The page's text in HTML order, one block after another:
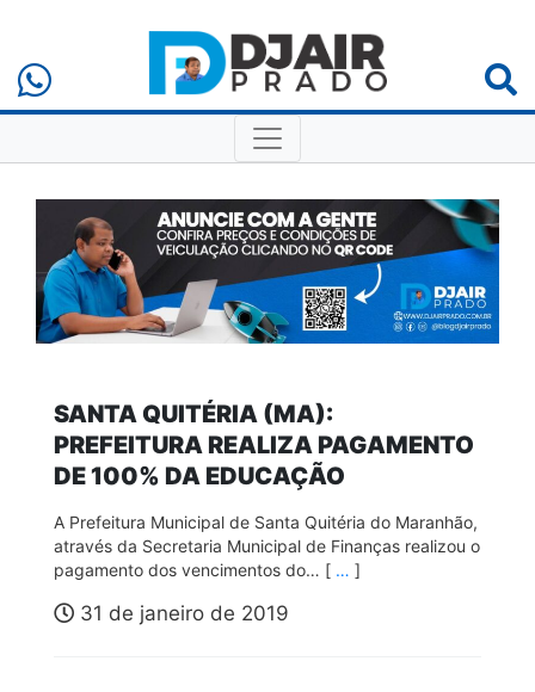
SANTA QUITÉRIA (MA):
PREFEITURA REALIZA PAGAMENTO
DE 100% DA EDUCAÇÃO
A Prefeitura Municipal de Santa Quitéria do Maranhão,
através da Secretaria Municipal de Finanças realizou o
pagamento dos vencimentos do… [ … ]
31 de janeiro de 2019